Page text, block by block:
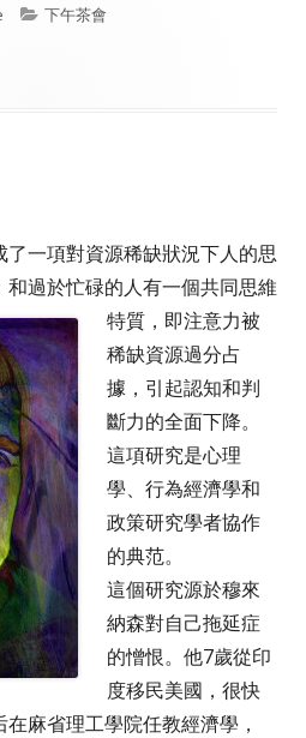
Categories
下午茶會
never comes.
一項對資源稀缺狀況下人的思
和過於忙碌的人有一個共同思維
特質，即注意力被
稀缺資源過分占
據，引起認知和判
斷力的全面下降。
這項研究是心理
學、行為經濟學和
政策研究學者協作
的典范。
這個研究源於穆來
納森對自己拖延症
的憎恨。他7歲從印
度移民美國，很快
麻省理工學院任教經濟學，